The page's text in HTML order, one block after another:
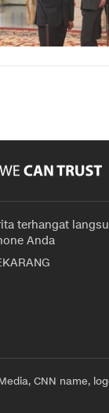
terhangat
Anda
CNN name,